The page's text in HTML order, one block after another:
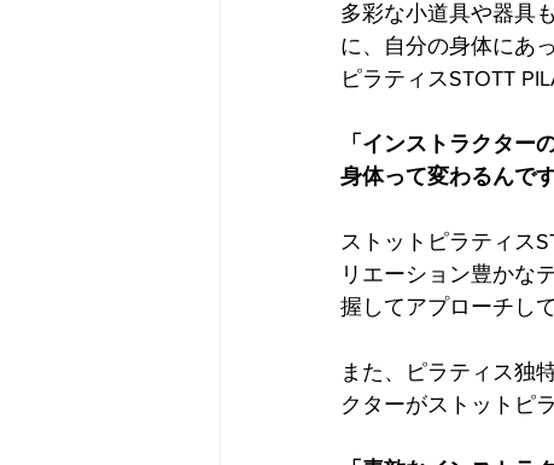
多彩な小道具や器具
に、自分の身体にあ
ピラティスSTOTT
「インストラクター
身体って変わるんです
ストットピラティス
リエーション豊かな
握してアプローチし
また、ピラティス独
クターがストットピ